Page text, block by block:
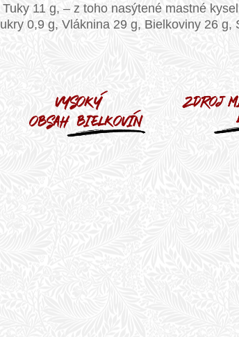
11 g, – z toho nasýtené mastné
0,9 g, Vláknina 29 g, Bielkoviny 26 g,